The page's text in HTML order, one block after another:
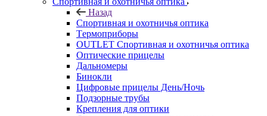
Назад
Спортивная и охотничья оптика
Tермоприборы
OUTLET Спортивная и охотничья оптика
Оптические прицелы
Дальномеры
Бинокли
Цифровые прицелы День/Ночь
Подзорные трубы
Крепления для оптики